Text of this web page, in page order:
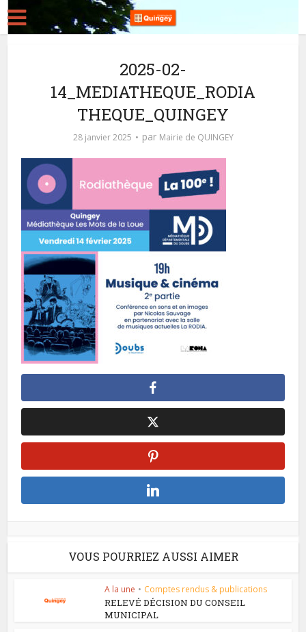
2025-02-
14_MEDIATHEQUE_RODIA
THEQUE_QUINGEY
28 janvier 2025 par Mairie de QUINGEY
VOUS POURRIEZ AUSSI AIMER
A la une • Comptes rendus & publications
RELEVÉ DÉCISION DU CONSEIL
MUNICIPAL